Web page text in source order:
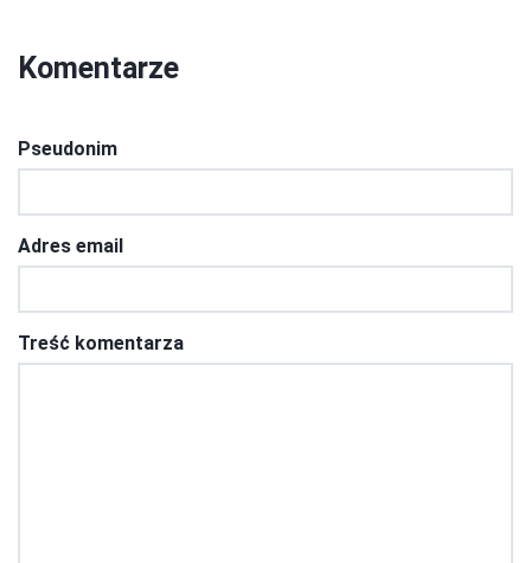
Komentarze
Pseudonim
Adres email
Treść komentarza